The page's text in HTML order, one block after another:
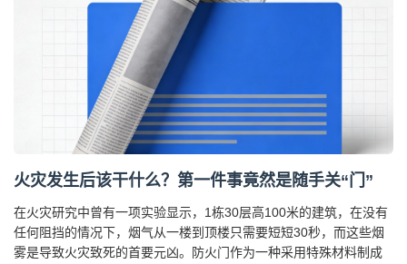
火灾发生后该干什么？第一件事竟然是随手关“门”
在火灾研究中曾有一项实验显示，1栋30层高100米的建筑，在没有
任何阻挡的情况下，烟气从一楼到顶楼只需要短短30秒，而这些烟
雾是导致火灾致死的首要元凶。防火门作为一种采用特殊材料制成